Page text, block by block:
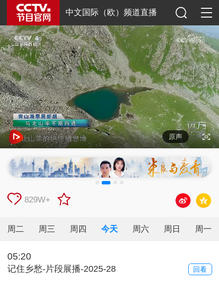
中文国际（欧）频道直播
原声
829W+
周二 周三 周四 今天 周六 周日 周一
05:20
记住乡愁-片段展播-2025-28 回看